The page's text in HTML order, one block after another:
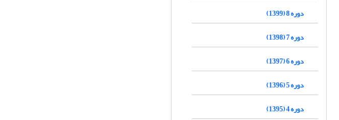
دوره 8 (1399)
دوره 7 (1398)
دوره 6 (1397)
دوره 5 (1396)
دوره 4 (1395)